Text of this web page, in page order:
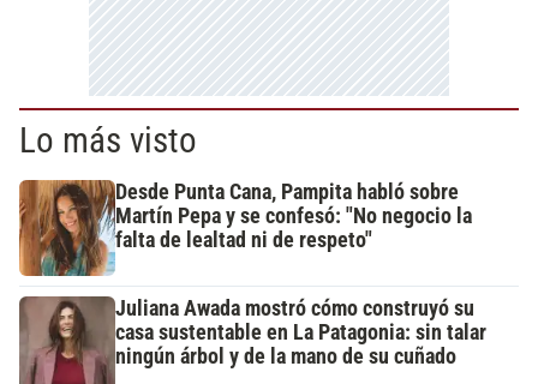
Lo más visto
Desde Punta Cana, Pampita habló sobre
Martín Pepa y se confesó: "No negocio la
falta de lealtad ni de respeto"
Juliana Awada mostró cómo construyó su
casa sustentable en La Patagonia: sin talar
ningún árbol y de la mano de su cuñado